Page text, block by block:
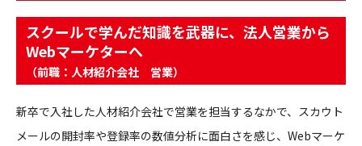
スクールで学んだ知識を武器に、法人営業から
Webマーケターへ
（前職：人材紹介会社 営業）
新卒で入社した人材紹介会社で営業を担当するなかで、スカウト
メールの開封率や登録率の数値分析に面白さを感じ、Webマーケ